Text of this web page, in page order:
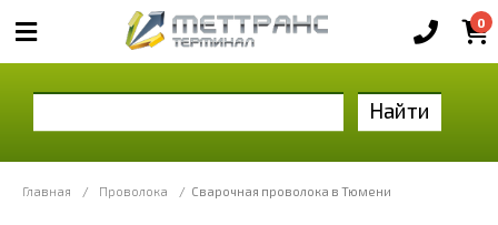
0
Найти
Главная / Проволока / Сварочная проволока в Тюмени